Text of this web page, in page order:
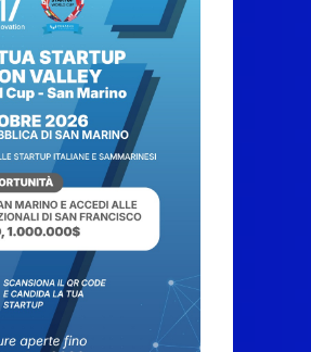
San Marino Academy.
Femminile: quattro
Primavera aggregate
alla Prima Squadra
8 Agosto 2026